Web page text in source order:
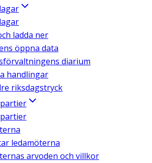
ladda ner
öppna data
diarium
handlingar
riksdagstryck
ledamöterna
arvoden och villkor